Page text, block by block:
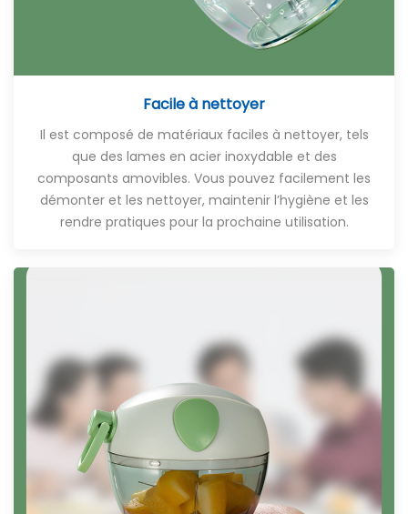
Facile à nettoyer
Il est composé de matériaux faciles à nettoyer, tels
que des lames en acier inoxydable et des
composants amovibles. Vous pouvez facilement les
démonter et les nettoyer, maintenir l’hygiène et les
rendre pratiques pour la prochaine utilisation.